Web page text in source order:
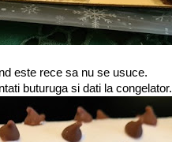
este rece sa nu se usuce.
buturuga si dati la congelator.